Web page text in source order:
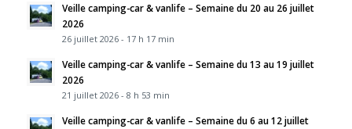
Veille camping-car & vanlife – Semaine du 20 au 26 juillet
2026
26 juillet 2026 - 17 h 17 min
Veille camping-car & vanlife – Semaine du 13 au 19 juillet
2026
21 juillet 2026 - 8 h 53 min
Veille camping-car & vanlife – Semaine du 6 au 12 juillet